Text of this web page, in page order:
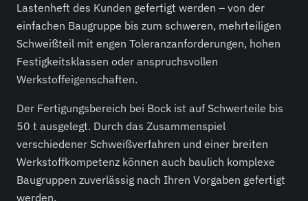
Lastenheft des Kunden gefertigt werden – von der
einfachen Baugruppe bis zum schweren, mehrteiligen
Schweißteil mit engen Toleranzanforderungen, hohen
Festigkeitsklassen oder anspruchsvollen
Werkstoffeigenschaften.
Der Fertigungsbereich bei Bock ist auf Schwerteile bis
50 t ausgelegt. Durch das Zusammenspiel
verschiedener Schweißverfahren und einer breiten
Werkstoffkompetenz können auch baulich komplexe
Baugruppen zuverlässig nach Ihren Vorgaben gefertigt
werden.